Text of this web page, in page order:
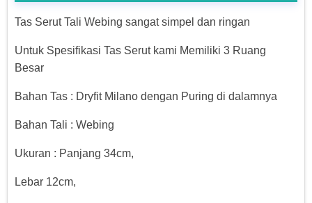
Tas Serut Tali Webing sangat simpel dan ringan
Untuk Spesifikasi Tas Serut kami Memiliki 3 Ruang
Besar
Bahan Tas : Dryfit Milano dengan Puring di dalamnya
Bahan Tali : Webing
Ukuran : Panjang 34cm,
Lebar 12cm,